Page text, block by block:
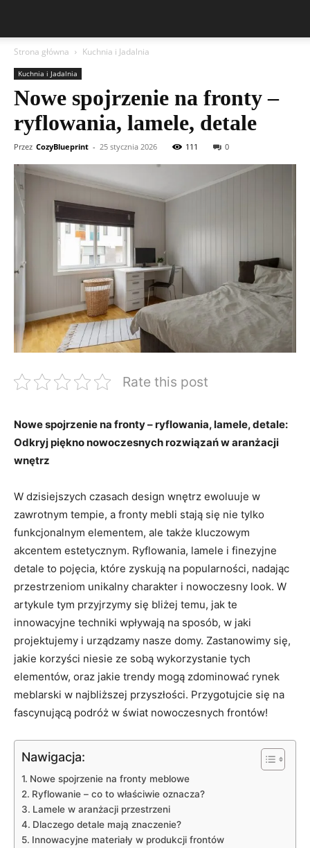
Strona główna Kuchnia i Jadalnia
Kuchnia i Jadalnia
Nowe spojrzenie na fronty –
ryflowania, lamele, detale
Przez CozyBlueprint - 25 stycznia 2026 111 0
Rate this post
Nowe spojrzenie na fronty – ryflowania, lamele, detale:
Odkryj piękno nowoczesnych rozwiązań w aranżacji
wnętrz
W dzisiejszych czasach design wnętrz ewoluuje w
zawrotnym tempie, a fronty mebli stają się nie tylko
funkcjonalnym elementem, ale także kluczowym
akcentem estetycznym. Ryflowania, lamele i finezyjne
detale to pojęcia, które zyskują na popularności, nadając
przestrzeniom unikalny charakter i nowoczesny look. W
artykule tym przyjrzymy się bliżej temu, jak te
innowacyjne techniki wpływają na sposób, w jaki
projektujemy i urządzamy nasze domy. Zastanowimy się,
jakie korzyści niesie ze sobą wykorzystanie tych
elementów, oraz jakie trendy mogą zdominować rynek
meblarski w najbliższej przyszłości. Przygotujcie się na
fascynującą podróż w świat nowoczesnych frontów!
Nawigacja:
Nowe spojrzenie na fronty meblowe
Ryflowanie – co to właściwie oznacza?
Lamele w aranżacji przestrzeni
Dlaczego detale mają znaczenie?
Innowacyjne materiały w produkcji frontów